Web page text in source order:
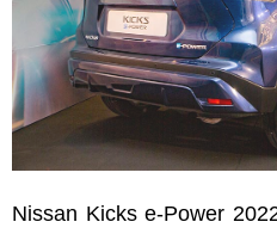
Nissan Kicks e-Power